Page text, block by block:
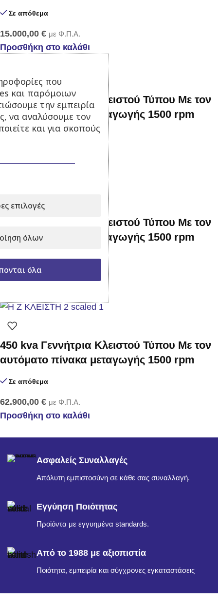
Σε απόθεμα
15.000,00 € με Φ.Π.Α.
Προσθήκη στο καλάθι
150 kva Γεννήτρια Κλειστού Τύπου Με τον
αυτόματο πίνακα μεταγωγής 1500 rpm
400 kva Γεννήτρια Κλειστού Τύπου Με τον
αυτόματο πίνακα μεταγωγής 1500 rpm
Σε απόθεμα
58.900,00€ με Φ.Π.Α.
450 kva Γεννήτρια Κλειστού Τύπου Με τον
αυτόματο πίνακα μεταγωγής 1500 rpm
Σε απόθεμα
62.900,00 € με Φ.Π.Α.
Προσθήκη στο καλάθι
Ασφαλείς Συναλλαγές
Απόλυτη εμπιστοσύνη σε κάθε σας συναλλαγή.
Εγγύηση Ποιότητας
Προϊόντα με εγγυημένα standards.
Από το 1988 με αξιοπιστία
Ποιότητα, εμπειρία και σύγχρονες εγκαταστάσεις
που
και παρόμοιων
την εμπειρία
να αναλύσουμε τον
και για σκοπούς
επιλογές
όλων
όλα